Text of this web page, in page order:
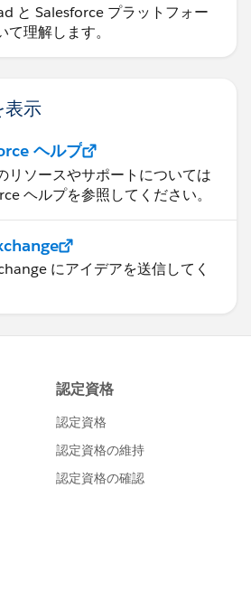
と Salesforce プラットフォー
て理解します。
表示
ヘルプ
リソースやサポートについては
ヘルプを参照してください。
にアイデアを送信してく